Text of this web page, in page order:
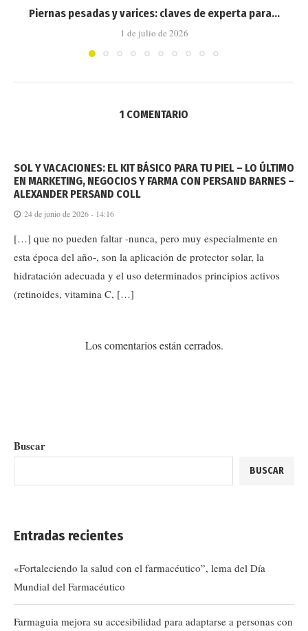
Piernas pesadas y varices: claves de experta para...
1 de julio de 2026
1 COMENTARIO
SOL Y VACACIONES: EL KIT BÁSICO PARA TU PIEL – LO ÚLTIMO
EN MARKETING, NEGOCIOS Y FARMA CON PERSAND BARNES –
ALEXANDER PERSAND COLL
24 de junio de 2026 - 14:16
[…] que no pueden faltar -nunca, pero muy especialmente en
esta época del año-, son la aplicación de protector solar, la
hidratación adecuada y el uso determinados principios activos
(retinoides, vitamina C, […]
Los comentarios están cerrados.
Buscar
BUSCAR
Entradas recientes
«Fortaleciendo la salud con el farmacéutico”, lema del Día
Mundial del Farmacéutico
Farmaguia mejora su accesibilidad para adaptarse a personas con